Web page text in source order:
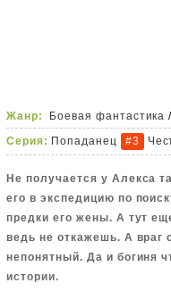
Жанр: Боевая фантастика /
Серия: Попаданец #3
Не получается у Алекса
его в экспедицию по
предки его жены. А тут
ведь не откажешь. А враг
непонятный. Да и богиня
истории.